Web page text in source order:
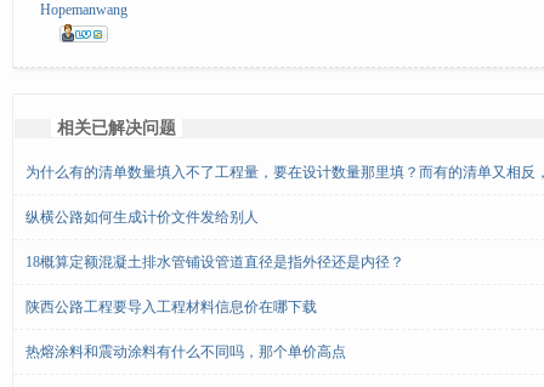
Hopemanwang
相关已解决问题
为什么有的清单数量填入不了工程量，要在设计数量那里填？而有的清单又相反
纵横公路如何生成计价文件发给别人
18概算定额混凝土排水管铺设管道直径是指外径还是内径？
陕西公路工程要导入工程材料信息价在哪下载
热熔涂料和震动涂料有什么不同吗，那个单价高点